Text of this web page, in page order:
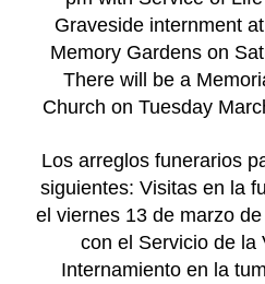
Graveside internment
Memory Gardens on
There will be a
Church on Tuesday
Los arreglos funerarios
siguientes: Visitas en la
el viernes 13 de marzo
con el Servicio de la
Internamiento en la